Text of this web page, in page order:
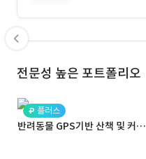
전문성 높은 포트폴리오
플러스
반려동물 GPS기반 산책 및 커뮤니티 플랫폼